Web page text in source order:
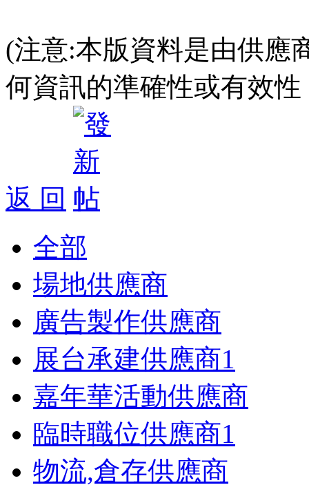
(注意:本版資料是由供應
何資訊的準確性或有效
返 回
全部
場地供應商
廣告製作供應商
展台承建供應商1
嘉年華活動供應商
臨時職位供應商1
物流,倉存供應商